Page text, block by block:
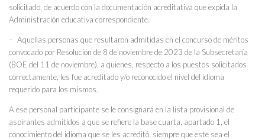
solicitado, de acuerdo con la documentación acreditativa que expida la
Administración educativa correspondiente.
– Aquellas personas que resultaron admitidas en el concurso de méritos
convocado por Resolución de 8 de noviembre de 2023 de la Subsecretaría
(BOE del 11 de noviembre), a quienes, respecto a los puestos solicitados
correctamente, les fue acreditado y/o reconocido el nivel del idioma
requerido para los mismos.
A ese personal participante se le consignará en la lista provisional de
aspirantes admitidos a que se refiere la base cuarta, apartado 1, el
conocimiento del idioma que se les acreditó, siempre que este sea el